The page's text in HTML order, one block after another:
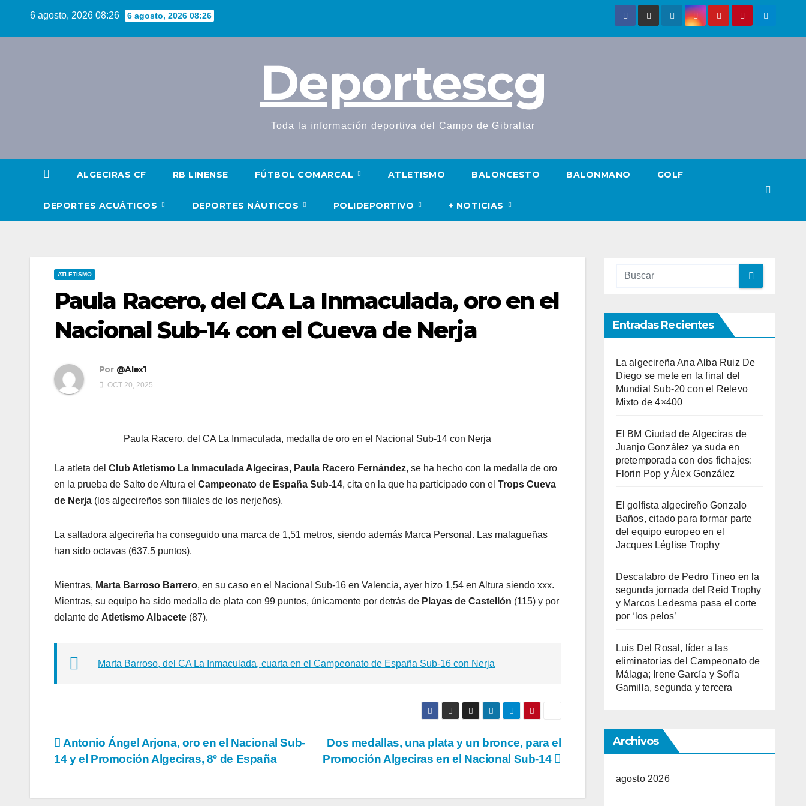
6 agosto, 2026 08:26 6 agosto, 2026 08:26
Deportescg
Toda la información deportiva del Campo de Gibraltar
ALGECIRAS CF RB LINENSE FÚTBOL COMARCAL ATLETISMO BALONCESTO BALONMANO GOLF
DEPORTES ACUÁTICOS DEPORTES NÁUTICOS POLIDEPORTIVO + NOTICIAS
ATLETISMO
Paula Racero, del CA La Inmaculada, oro en el
Nacional Sub-14 con el Cueva de Nerja
Por @Alex1
OCT 20, 2025
Paula Racero, del CA La Inmaculada, medalla de oro en el Nacional Sub-14 con Nerja
La atleta del Club Atletismo La Inmaculada Algeciras, Paula Racero Fernández, se ha hecho con la medalla de oro
en la prueba de Salto de Altura el Campeonato de España Sub-14, cita en la que ha participado con el Trops Cueva
de Nerja (los algecireños son filiales de los nerjeños).
La saltadora algecireña ha conseguido una marca de 1,51 metros, siendo además Marca Personal. Las malagueñas
han sido octavas (637,5 puntos).
Mientras, Marta Barroso Barrero, en su caso en el Nacional Sub-16 en Valencia, ayer hizo 1,54 en Altura siendo xxx.
Mientras, su equipo ha sido medalla de plata con 99 puntos, únicamente por detrás de Playas de Castellón (115) y por
delante de Atletismo Albacete (87).
Marta Barroso, del CA La Inmaculada, cuarta en el Campeonato de España Sub-16 con Nerja
Navegación
de
entradas
Dos medallas, una plata y un bronce, para el
Promoción Algeciras en el Nacional Sub-14
Antonio Ángel Arjona, oro en el Nacional Sub-
14 y el Promoción Algeciras, 8º de España
Entradas Recientes
La algecireña Ana Alba Ruiz De
Diego se mete en la final del
Mundial Sub-20 con el Relevo
Mixto de 4×400
El BM Ciudad de Algeciras de
Juanjo González ya suda en
pretemporada con dos fichajes:
Florin Pop y Álex González
El golfista algecireño Gonzalo
Baños, citado para formar parte
del equipo europeo en el
Jacques Léglise Trophy
Descalabro de Pedro Tineo en la
segunda jornada del Reid Trophy
y Marcos Ledesma pasa el corte
por ‘los pelos’
Luis Del Rosal, líder a las
eliminatorias del Campeonato de
Málaga; Irene García y Sofía
Gamilla, segunda y tercera
Archivos
agosto 2026